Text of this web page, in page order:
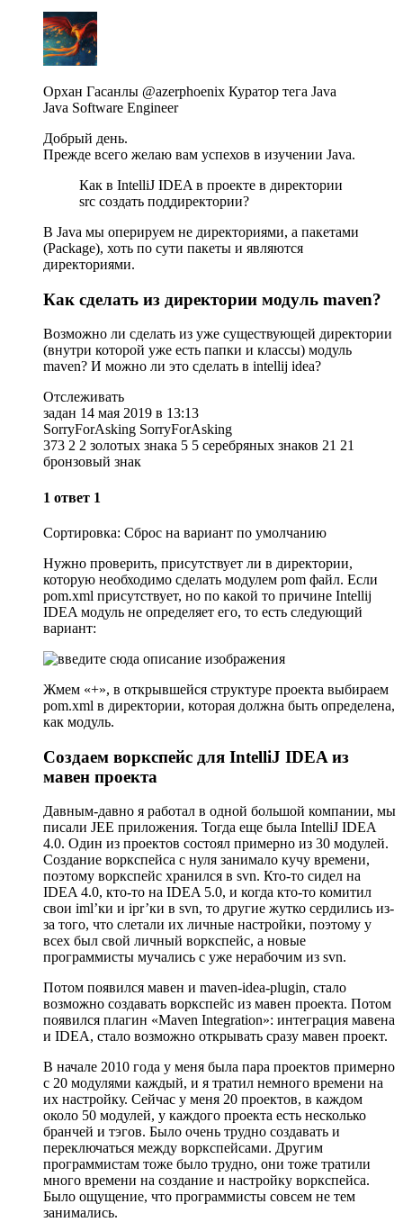
Орхан Гасанлы @azerphoenix Куратор тега Java
Java Software Engineer
Добрый день.
Прежде всего желаю вам успехов в изучении Java.
Как в IntelliJ IDEA в проекте в директории
src создать поддиректории?
В Java мы оперируем не директориями, а пакетами
(Package), хоть по сути пакеты и являются
директориями.
Как сделать из директории модуль maven?
Возможно ли сделать из уже существующей директории
(внутри которой уже есть папки и классы) модуль
maven? И можно ли это сделать в intellij idea?
Отслеживать
задан 14 мая 2019 в 13:13
SorryForAsking SorryForAsking
373 2 2 золотых знака 5 5 серебряных знаков 21 21
бронзовый знак
1 ответ 1
Сортировка: Сброс на вариант по умолчанию
Нужно проверить, присутствует ли в директории,
которую необходимо сделать модулем pom файл. Если
pom.xml присутствует, но по какой то причине Intellij
IDEA модуль не определяет его, то есть следующий
вариант:
Жмем «+», в открывшейся структуре проекта выбираем
pom.xml в директории, которая должна быть определена,
как модуль.
Создаем воркспейс для IntelliJ IDEA из
мавен проекта
Давным-давно я работал в одной большой компании, мы
писали JEE приложения. Тогда еще была IntelliJ IDEA
4.0. Один из проектов состоял примерно из 30 модулей.
Создание воркспейса с нуля занимало кучу времени,
поэтому воркспейс хранился в svn. Кто-то сидел на
IDEA 4.0, кто-то на IDEA 5.0, и когда кто-то комитил
свои iml’ки и ipr’ки в svn, то другие жутко сердились из-
за того, что слетали их личные настройки, поэтому у
всех был свой личный воркспейс, а новые
программисты мучались с уже нерабочим из svn.
Потом появился мавен и maven-idea-plugin, стало
возможно создавать воркспейс из мавен проекта. Потом
появился плагин «Maven Integration»: интеграция мавена
и IDEA, стало возможно открывать сразу мавен проект.
В начале 2010 года у меня была пара проектов примерно
с 20 модулями каждый, и я тратил немного времени на
их настройку. Сейчас у меня 20 проектов, в каждом
около 50 модулей, у каждого проекта есть несколько
бранчей и тэгов. Было очень трудно создавать и
переключаться между воркспейсами. Другим
программистам тоже было трудно, они тоже тратили
много времени на создание и настройку воркспейса.
Было ощущение, что программисты совсем не тем
занимались.